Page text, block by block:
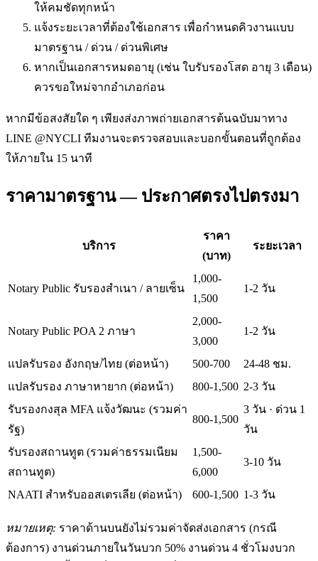
ให้คมชัดทุกหน้า
แจ้งระยะเวลาที่ต้องใช้เอกสาร เพื่อกำหนดคิวงานแบบ
มาตรฐาน / ด่วน / ด่วนพิเศษ
หากเป็นเอกสารหมดอายุ (เช่น ใบรับรองโสด อายุ 3 เดือน)
ควรขอใหม่จากอำเภอก่อน
หากมีข้อสงสัยใด ๆ เพียงส่งภาพถ่ายเอกสารต้นฉบับมาทาง
LINE @NYCLI ทีมงานจะตรวจสอบและบอกขั้นตอนที่ถูกต้อง
ให้ภายใน 15 นาที
ราคามาตรฐาน — ประกาศตรงไปตรงมา
บริการ
ราคา
(บาท)
ระยะเวลา
Notary Public รับรองสำเนา / ลายเซ็น
1,000-
1,500
1-2 วัน
Notary Public POA 2 ภาษา
2,000-
3,000
1-2 วัน
แปลรับรอง อังกฤษ/ไทย (ต่อหน้า) 500-700
24-48 ชม.
แปลรับรอง ภาษาหายาก (ต่อหน้า)
800-1,500 2-3 วัน
รับรองกงสุล MFA แจ้งวัฒนะ (รวมค่า
รัฐ)
800-1,500
3 วัน · ด่วน 1
วัน
รับรองสถานทูต (รวมค่าธรรมเนียม
สถานทูต)
1,500-
6,000
3-10 วัน
NAATI สำหรับออสเตรเลีย (ต่อหน้า) 600-1,500 1-3 วัน
หมายเหตุ: ราคาด้านบนยังไม่รวมค่าจัดส่งเอกสาร (กรณี
ต้องการ) งานด่วนภายในวันบวก 50% งานด่วน 4 ชั่วโมงบวก